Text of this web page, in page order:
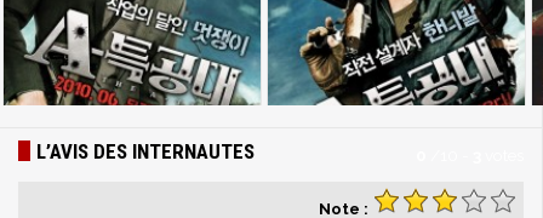
L’AVIS DES INTERNAUTES
Note :